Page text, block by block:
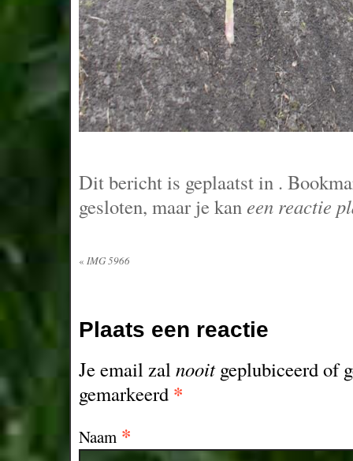
Dit bericht is geplaatst in .
gesloten, maar je kaneen reactie
« IMG 5966
Plaats een reactie
Je email zalnooitgeplubiceerd of
gemarkeerd *
Naam *